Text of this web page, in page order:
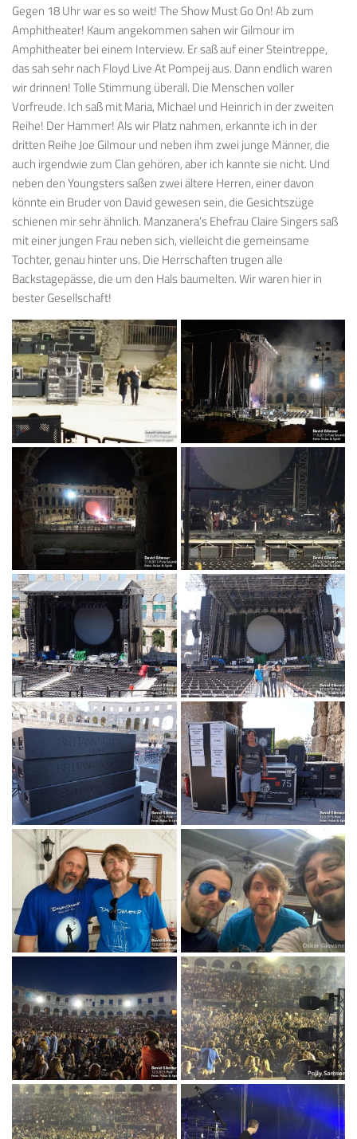
Gegen 18 Uhr war es so weit! The Show Must Go On! Ab zum
Amphitheater! Kaum angekommen sahen wir Gilmour im
Amphitheater bei einem Interview. Er saß auf einer Steintreppe,
das sah sehr nach Floyd Live At Pompeij aus. Dann endlich waren
wir drinnen! Tolle Stimmung überall. Die Menschen voller
Vorfreude. Ich saß mit Maria, Michael und Heinrich in der zweiten
Reihe! Der Hammer! Als wir Platz nahmen, erkannte ich in der
dritten Reihe Joe Gilmour und neben ihm zwei junge Männer, die
auch irgendwie zum Clan gehören, aber ich kannte sie nicht. Und
neben den Youngsters saßen zwei ältere Herren, einer davon
könnte ein Bruder von David gewesen sein, die Gesichtszüge
schienen mir sehr ähnlich. Manzanera’s Ehefrau Claire Singers saß
mit einer jungen Frau neben sich, vielleicht die gemeinsame
Tochter, genau hinter uns. Die Herrschaften trugen alle
Backstagepässe, die um den Hals baumelten. Wir waren hier in
bester Gesellschaft!